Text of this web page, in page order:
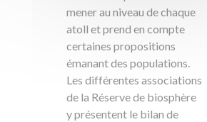
mener au niveau de chaque
atoll et prend en compte
certaines propositions
émanant des populations.
Les différentes associations
de la Réserve de biosphère
y présentent le bilan de